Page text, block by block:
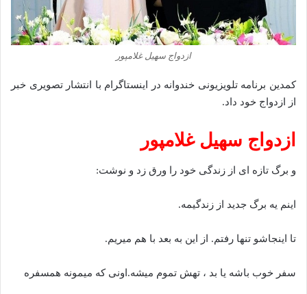
ازدواج سهیل غلامپور
کمدین برنامه تلویزیونی خندوانه در اینستاگرام با انتشار تصویری خبر
از ازدواج خود داد.
ازدواج سهیل غلامپور
و برگ تازه ای از زندگی خود را ورق زد و نوشت:
اینم یه برگ جدید از زندگیمه.
تا اینجاشو تنها رفتم. از این به بعد با هم میریم.
سفر خوب باشه یا بد ، تهش تموم میشه.اونی که میمونه همسفره